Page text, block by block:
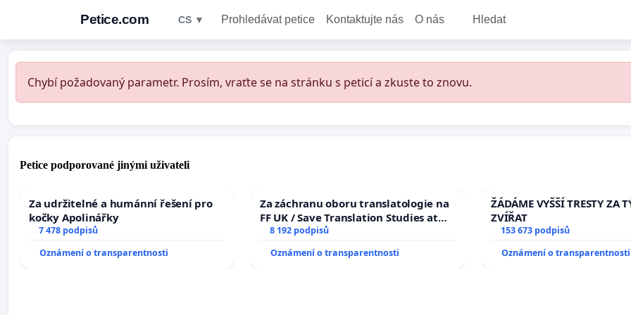
Petice.com CS ▼ Prohledávat petice Kontaktujte nás O nás Hledat
Chybí požadovaný parametr. Prosím, vraťte se na stránku s peticí a zkuste to znovu.
Petice podporované jinými uživateli
Za udržitelné a humánní řešení pro
kočky Apolinářky
7 478 podpisů
Oznámení o transparentnosti
Za záchranu oboru translatologie na
FF UK / Save Translation Studies at
the Faculty of Arts, Charles
University
8 192 podpisů
Oznámení o transparentnosti
ŽÁDÁME VYŠŠÍ TRESTY ZA
ZVÍŘAT
153 673 podpisů
Oznámení o transparentnosti